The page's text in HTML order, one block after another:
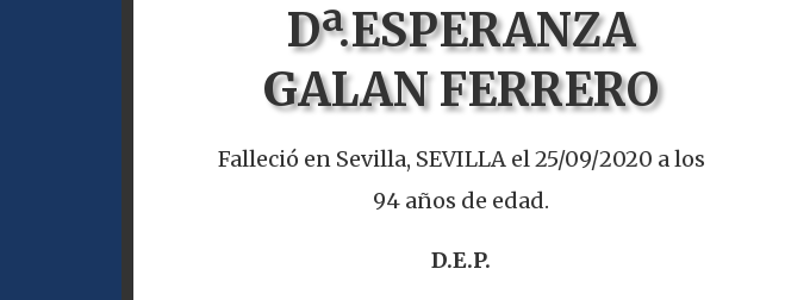
Dª.ESPERANZA
GALAN FERRERO
Falleció en Sevilla, SEVILLA el 25/09/2020 a los
94 años de edad.
D.E.P.